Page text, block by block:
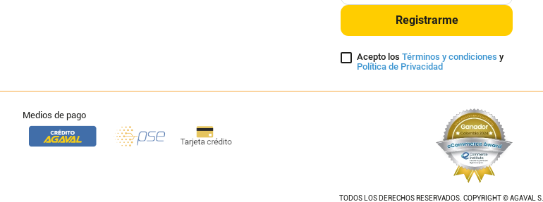
Registrarme
Acepto los Términos y condiciones y
Política de Privacidad
Medios de pago
TODOS LOS DERECHOS RESERVADOS. COPYRIGHT ©